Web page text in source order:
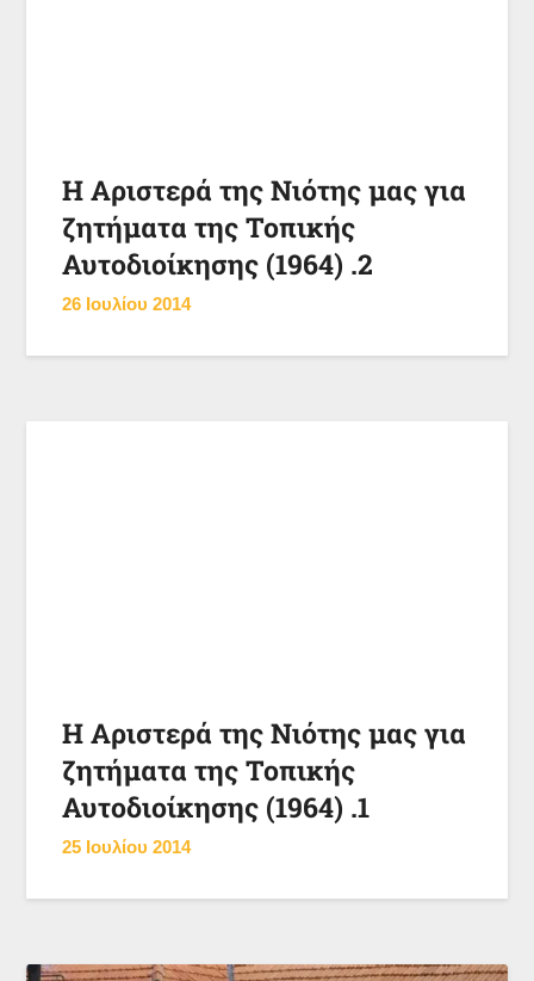
Η Αριστερά της Νιότης μας για
ζητήματα της Τοπικής
Αυτοδιοίκησης (1964) .2
26 Ιουλίου 2014
Η Αριστερά της Νιότης μας για
ζητήματα της Τοπικής
Αυτοδιοίκησης (1964) .1
25 Ιουλίου 2014